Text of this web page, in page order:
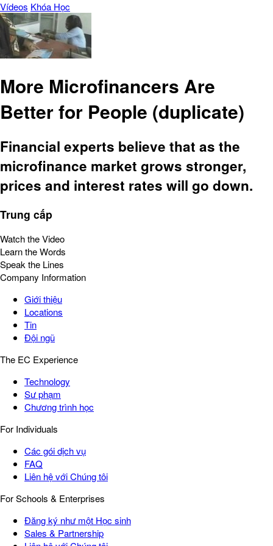
Vídeos Khóa Học
More Microfinancers Are
Better for People (duplicate)
Financial experts believe that as the
microfinance market grows stronger,
prices and interest rates will go down.
Trung cấp
Watch the Video
Learn the Words
Speak the Lines
Company Information
Giới thiệu
Locations
Tin
Đội ngũ
The EC Experience
Technology
Sư phạm
Chương trình học
For Individuals
Các gói dịch vụ
FAQ
Liên hệ với Chúng tôi
For Schools & Enterprises
Đăng ký như một Học sinh
Sales & Partnership